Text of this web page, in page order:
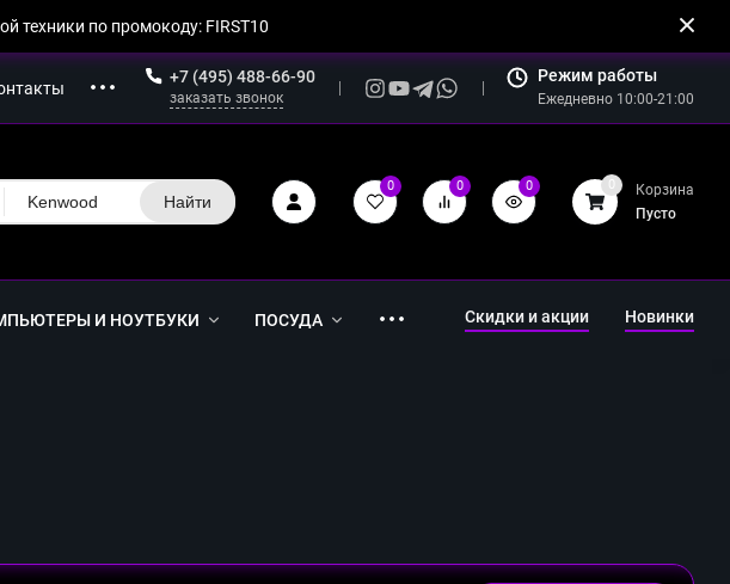
техники по промокоду: FIRST10
+7 (495) 488-66-90
заказать звонок
Режим работы
Ежедневно 10:00-21:00
Kenwood Найти
0 0 0 0
Корзина
Пусто
И НОУТБУКИ ПОСУДА Скидки и акции Новинки